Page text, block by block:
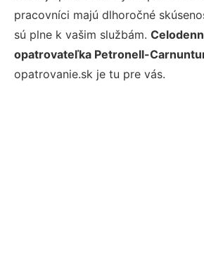
pracovníci majú dlhoročné
sú plne k vašim službám.
opatrovateľka Petronell-
opatrovanie.sk je tu pre vás.